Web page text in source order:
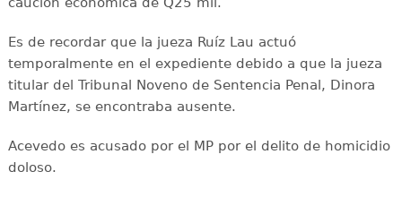
Es de recordar que la jueza Ruíz Lau actuó
temporalmente en el expediente debido a que la jueza
titular del Tribunal Noveno de Sentencia Penal, Dinora
Martínez, se encontraba ausente.
Acevedo es acusado por el MP por el delito de homicidio
doloso.